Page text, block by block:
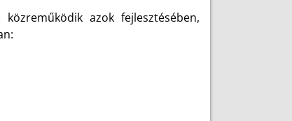
azok fejlesztésében,